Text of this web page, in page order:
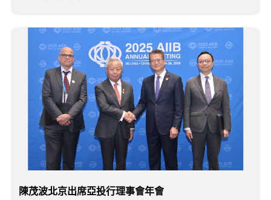
陳茂波北京出席亞投行理事會年會